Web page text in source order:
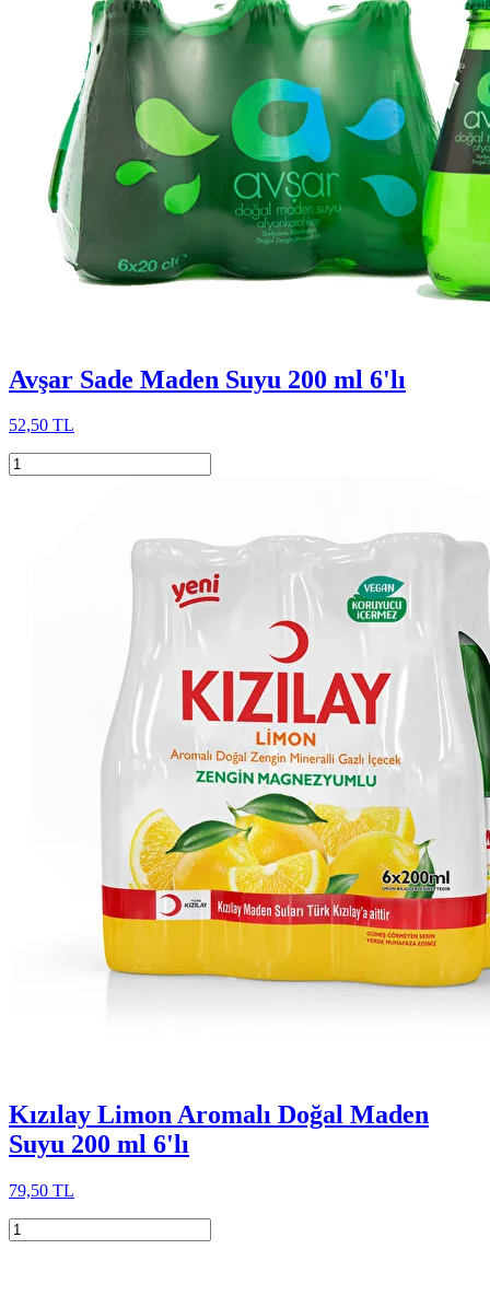
Avşar Sade Maden Suyu 200 ml 6'lı
52,50 TL
Kızılay Limon Aromalı Doğal Maden
Suyu 200 ml 6'lı
79,50 TL